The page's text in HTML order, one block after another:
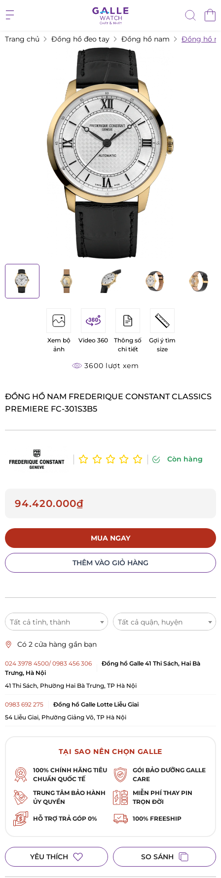
Trang chủ Đồng hồ đeo tay Đồng hồ nam Đồng hồ
Xem bộ
ảnh
Video 360
Thông số
chi tiết
Gợi ý tìm
size
3600 lượt xem
ĐỒNG HỒ NAM FREDERIQUE CONSTANT CLASSICS
PREMIERE FC-301S3B5
Còn hàng
94.420.000₫
MUA NGAY
THÊM VÀO GIỎ HÀNG
Tất cả tỉnh, thành Tất cả quận, huyện
Có 2 cửa hàng gần bạn
024 3978 4500/ 0983 456 306
Đồng hồ Galle 41 Thi Sách, Hai Bà
Trưng, Hà Nội
41 Thi Sách, Phường Hai Bà Trưng, TP Hà Nội
0983 692 275
Đồng hồ Galle Lotte Liễu Giai
54 Liễu Giai, Phường Giảng Võ, TP Hà Nội
TẠI SAO NÊN CHỌN GALLE
100% CHÍNH HÃNG TIÊU
CHUẨN QUỐC TẾ
GÓI BẢO DƯỠNG GALLE
CARE
TRUNG TÂM BẢO HÀNH
ỦY QUYỀN
MIỄN PHÍ THAY PIN
TRỌN ĐỜI
HỖ TRỢ TRẢ GÓP 0% 100% FREESHIP
YÊU THÍCH SO SÁNH